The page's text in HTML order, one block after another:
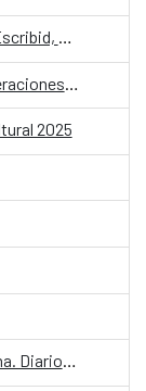
Círculo de Escritoras Hondureñas "1975: Escribid, compañeras"
2025
Inauguración de la Exposición Abel Azcona. Diarios 1988-2025